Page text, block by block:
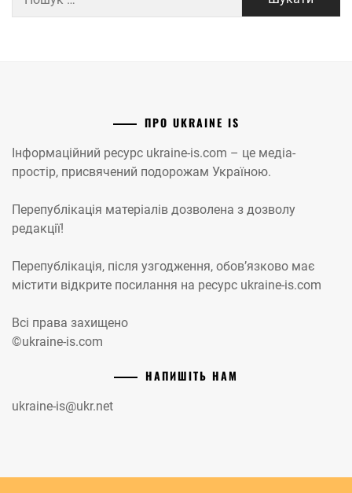
ПРО UKRAINE IS
Інформаційний ресурс ukraine-is.com – це медіа-
простір, присвячений подорожам Україною.
Перепублікація матеріалів дозволена з дозволу
редакції!
Перепублікація, після узгодження, обов’язково має
містити відкрите посилання на ресурс ukraine-is.com
Всі права захищено
©ukraine-is.com
НАПИШІТЬ НАМ
ukraine-is@ukr.net